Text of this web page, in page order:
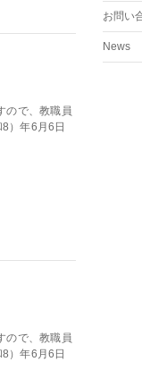
ので、教職員
）年6月6日
ので、教職員
）年6月6日
お問い
News